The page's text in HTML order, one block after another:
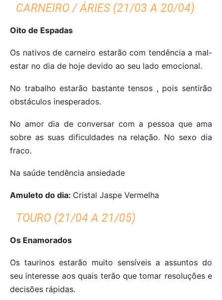
CARNEIRO / ÁRIES (21/03 A 20/04)
Oito de Espadas
Os nativos de carneiro estarão com tendência a mal-
estar no dia de hoje devido ao seu lado emocional.
No trabalho estarão bastante tensos , pois sentirão
obstáculos inesperados.
No amor dia de conversar com a pessoa que ama
sobre as suas dificuldades na relação. No sexo dia
fraco.
Na saúde tendência ansiedade
Amuleto do dia: Cristal Jaspe Vermelha
TOURO (21/04 A 21/05)
Os Enamorados
Os taurinos estarão muito sensíveis a assuntos do
seu interesse aos quais terão que tomar resoluções e
decisões rápidas.